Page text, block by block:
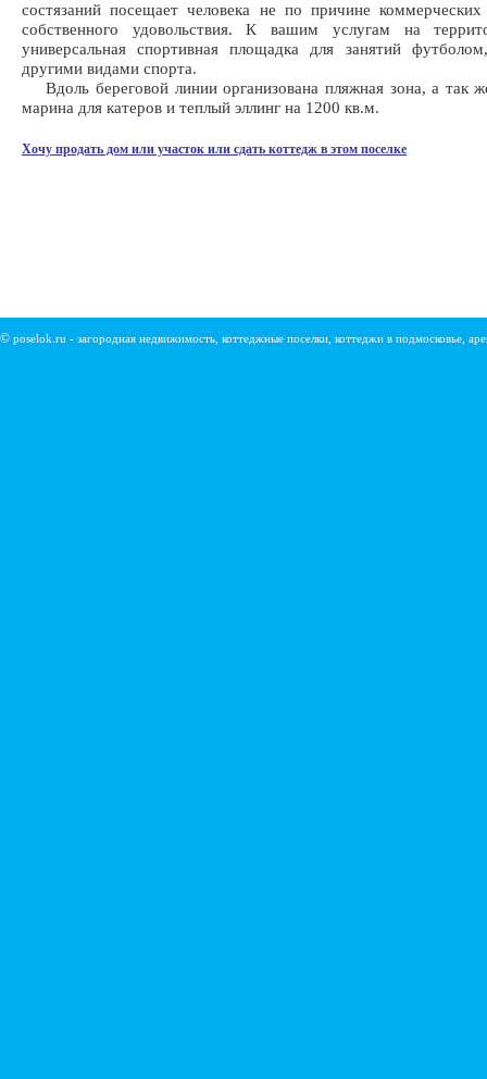
состязаний посещает человека не по причине
собственного удовольствия. К вашим услугам на
универсальная спортивная площадка для занятий
другими видами спорта.
Вдоль береговой линии организована пляжная зона, а так
марина для катеров и теплый эллинг на 1200 кв.м.
Хочу продать дом или участок или сдать коттедж в этом поселке
© poselok.ru - загородная недвижимость, коттеджные поселки, коттеджи в подмосковье,